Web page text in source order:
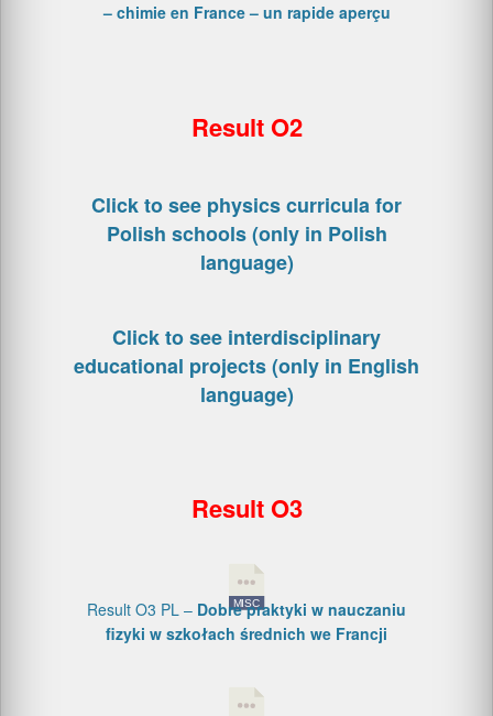
– chimie en France – un rapide aperçu
Result O2
Click to see physics curricula for
Polish schools (only in Polish
language)
Click to see interdisciplinary
educational projects (only in English
language)
Result O3
Result O3 PL – Dobre praktyki w nauczaniu
fizyki w szkołach średnich we Francji